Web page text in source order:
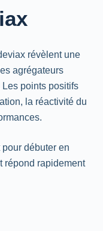
révèlent une
agrégateurs
points positifs
la réactivité du
débuter en
répond rapidement